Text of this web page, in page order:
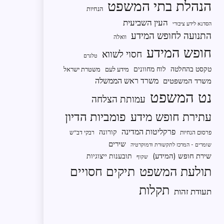
הנהלת בתי המשפט הנחיות
הסדנא לידע ציבורי העין השביעית
התנועה לחופש המידע וואלה
חופש המידע חסוי לשווא טלגרם
טקסט בהחלטה לוח מחוונים מידע לעם משטרת ישראל
משרד המשפטים משרד ראש הממשלה
נט המשפט עמותת הצלחה
עתירת חופש מידע פומביות הדיון
פרסום הנחיות פרקליטות המדינה קורונה רבקי דב"ש
שומרים - המרכז לתקשורת ודמוקרטיה
שירים
שירת חופש (המידע)
שקוף תובענות ייצוגיות
תולעת המשפט תיקים חסויים
תעודת זהות תקלות